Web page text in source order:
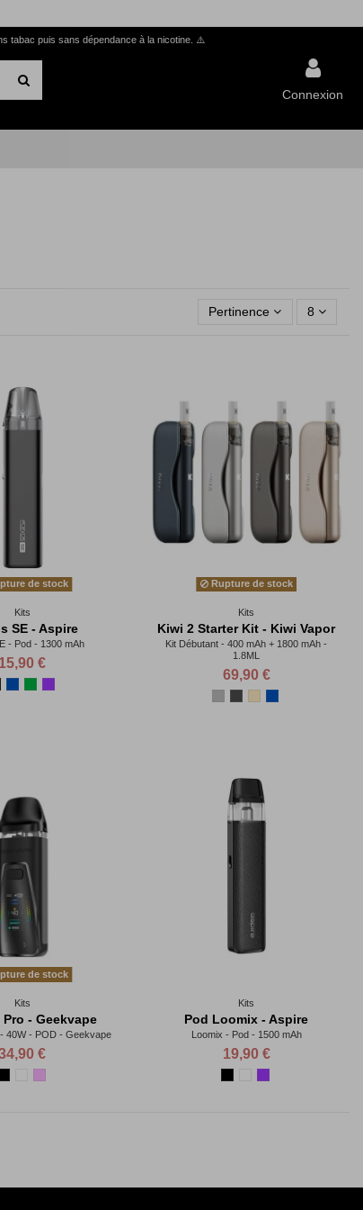
tabac puis sans dépendance à la nicotine. ⚠️
Connexion
Pertinence 8
de stock
Kits
SE - Aspire
- Pod - 1300 mAh
15,90 €
Rupture de stock
Kits
Kiwi 2 Starter Kit - Kiwi Vapor
Kit Débutant - 400 mAh + 1800 mAh -
1.8ML
69,90 €
de stock
Kits
- Geekvape
40W - POD - Geekvape
€
Kits
Pod Loomix - Aspire
Loomix - Pod - 1500 mAh
19,90 €